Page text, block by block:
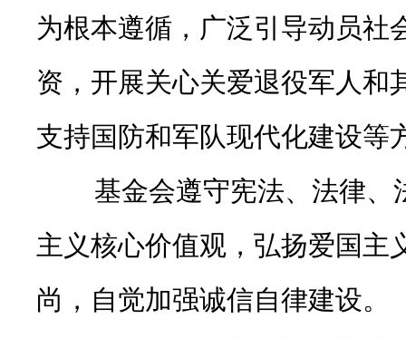
为根本遵循，广泛引导动员社
资，开展关心关爱退役军人和
支持国防和军队现代化建设等
基金会遵守宪法、法律、
主义核心价值观，弘扬爱国主
尚，自觉加强诚信自律建设。